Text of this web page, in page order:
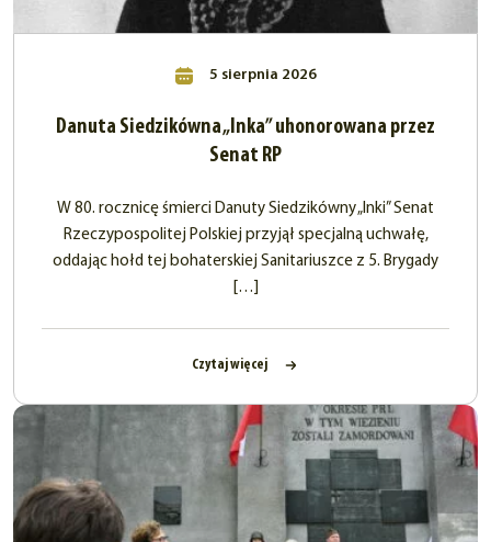
5 sierpnia 2026
Danuta Siedzikówna „Inka” uhonorowana przez
Senat RP
W 80. rocznicę śmierci Danuty Siedzikówny „Inki” Senat
Rzeczypospolitej Polskiej przyjął specjalną uchwałę,
oddając hołd tej bohaterskiej Sanitariuszce z 5. Brygady
[…]
Czytaj więcej